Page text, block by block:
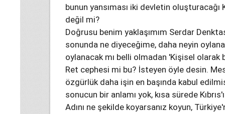
bunun yansıması iki devletin
değil mi?
Doğrusu benim yaklaşımım Serdar
sonunda ne diyeceğime, daha neyin
oylanacak mı belli olmadan 'Kişisel olarak
Ret cephesi mi bu? İsteyen öyle desin.
özgürlük daha işin en başında kabul
sonucun bir anlamı yok, kısa sürede
Adını ne şekilde koyarsanız koyun,